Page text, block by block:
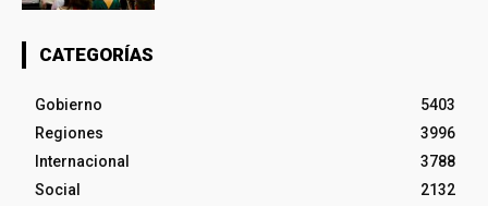
CATEGORÍAS
Gobierno
5403
Regiones
3996
Internacional
3788
Social
2132